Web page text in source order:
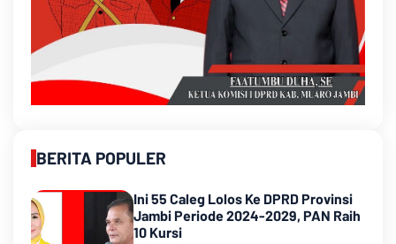
BERITA POPULER
Ini 55 Caleg Lolos Ke DPRD Provinsi
Jambi Periode 2024-2029, PAN Raih
10 Kursi